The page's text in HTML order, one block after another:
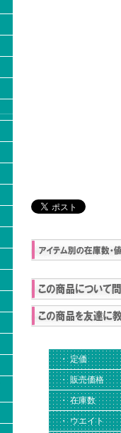
・ 定価
・ 販売価格
・ 在庫数
・ ウエイト